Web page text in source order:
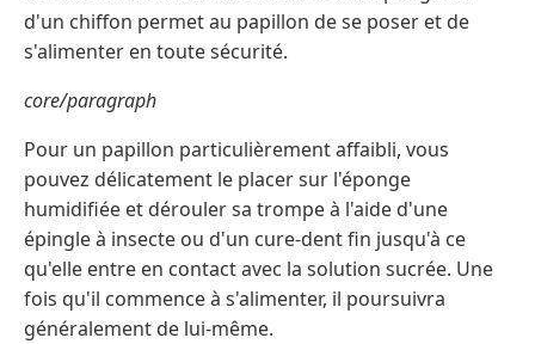
d'un chiffon permet au papillon de se poser et de
s'alimenter en toute sécurité.
core/paragraph
Pour un papillon particulièrement affaibli, vous
pouvez délicatement le placer sur l'éponge
humidifiée et dérouler sa trompe à l'aide d'une
épingle à insecte ou d'un cure-dent fin jusqu'à ce
qu'elle entre en contact avec la solution sucrée. Une
fois qu'il commence à s'alimenter, il poursuivra
généralement de lui-même.